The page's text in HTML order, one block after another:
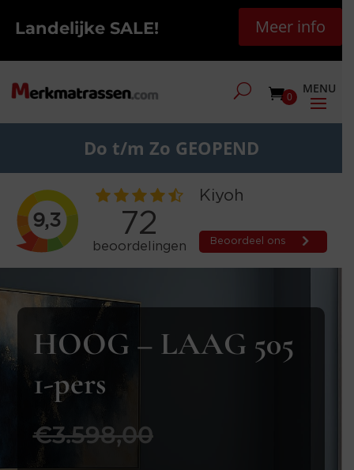
Landelijke SALE! Meer info
0
Do t/m Zo GEOPEND
HOOG – LAAG 505
1-pers
€3.598,00